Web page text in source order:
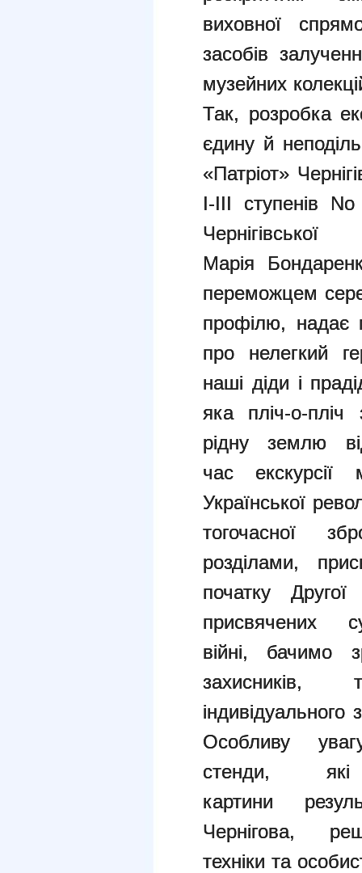
виховної
засобів
музейних
Так, розробка
єдину й
«Патріот»
І-ІІІ ступенів
Марія
переможцем
профілю, надає
про нелегкий
наші діди і
яка пліч-о-
рідну землю
час
Української
тогочасної
розділами,
початку
присвячених
війні, бачимо
захисників,
Особливу
стенди,
картини
Чернігова,
техніки та